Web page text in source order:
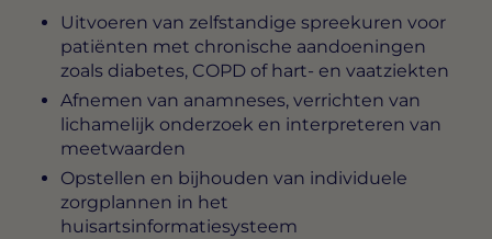
Uitvoeren van zelfstandige spreekuren voor
patiënten met chronische aandoeningen
zoals diabetes, COPD of hart- en vaatziekten
Afnemen van anamneses, verrichten van
lichamelijk onderzoek en interpreteren van
meetwaarden
Opstellen en bijhouden van individuele
zorgplannen in het
huisartsinformatiesysteem